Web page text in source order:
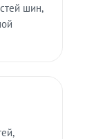
шин,